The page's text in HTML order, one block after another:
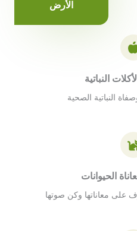
الأرض
النباتية
النباتية الصحية
الحيوانات
على معاناتها وكن صوتها